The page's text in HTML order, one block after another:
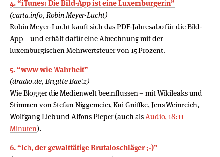
4. “iTunes: Die Bild-App ist eine Luxemburgerin”
(carta.info, Robin Meyer-Lucht)
Robin Meyer-Lucht kauft sich das PDF-Jahresabo für die Bild-
App – und erhält dafür eine Abrechnung mit der
luxemburgischen Mehrwertsteuer von 15 Prozent.
5. “www wie Wahrheit”
(dradio.de, Brigitte Baetz)
Wie Blogger die Medienwelt beeinflussen – mit Wikileaks und
Stimmen von Stefan Niggemeier, Kai Gniffke, Jens Weinreich,
Wolfgang Lieb und Alfons Pieper (auch als Audio, 18:11
Minuten).
6. “Ich, der gewalttätige Brutaloschläger ;-)”